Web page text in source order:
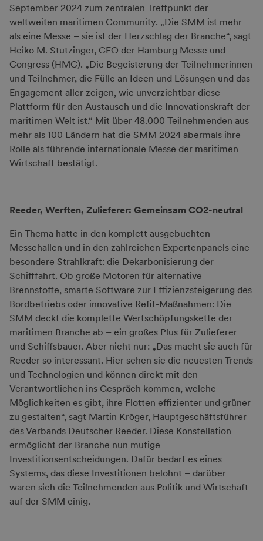
September 2024 zum zentralen Treffpunkt der
weltweiten maritimen Community. „Die SMM ist mehr
als eine Messe – sie ist der Herzschlag der Branche“, sagt
Heiko M. Stutzinger, CEO der Hamburg Messe und
Congress (HMC). „Die Begeisterung der Teilnehmerinnen
und Teilnehmer, die Fülle an Ideen und Lösungen und das
Engagement aller zeigen, wie unverzichtbar diese
Plattform für den Austausch und die Innovationskraft der
maritimen Welt ist.“ Mit über 48.000 Teilnehmenden aus
mehr als 100 Ländern hat die SMM 2024 abermals ihre
Rolle als führende internationale Messe der maritimen
Wirtschaft bestätigt.
Reeder, Werften, Zulieferer: Gemeinsam CO2-neutral
Ein Thema hatte in den komplett ausgebuchten
Messehallen und in den zahlreichen Expertenpanels eine
besondere Strahlkraft: die Dekarbonisierung der
Schifffahrt. Ob große Motoren für alternative
Brennstoffe, smarte Software zur Effizienzsteigerung des
Bordbetriebs oder innovative Refit-Maßnahmen: Die
SMM deckt die komplette Wertschöpfungskette der
maritimen Branche ab – ein großes Plus für Zulieferer
und Schiffsbauer. Aber nicht nur: „Das macht sie auch für
Reeder so interessant. Hier sehen sie die neuesten Trends
und Technologien und können direkt mit den
Verantwortlichen ins Gespräch kommen, welche
Möglichkeiten es gibt, ihre Flotten effizienter und grüner
zu gestalten“, sagt Martin Kröger, Hauptgeschäftsführer
des Verbands Deutscher Reeder. Diese Konstellation
ermöglicht der Branche nun mutige
Investitionsentscheidungen. Dafür bedarf es eines
Systems, das diese Investitionen belohnt – darüber
waren sich die Teilnehmenden aus Politik und Wirtschaft
auf der SMM einig.